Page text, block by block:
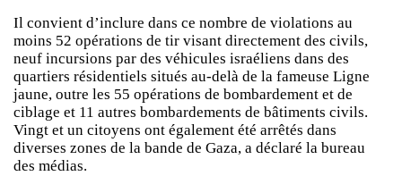
Il convient d’inclure dans ce nombre de violations au
moins 52 opérations de tir visant directement des civils,
neuf incursions par des véhicules israéliens dans des
quartiers résidentiels situés au-delà de la fameuse Ligne
jaune, outre les 55 opérations de bombardement et de
ciblage et 11 autres bombardements de bâtiments civils.
Vingt et un citoyens ont également été arrêtés dans
diverses zones de la bande de Gaza, a déclaré la bureau
des médias.